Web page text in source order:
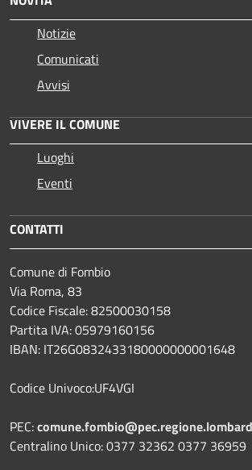
Notizie
Comunicati
Avvisi
VIVERE IL COMUNE
Luoghi
Eventi
CONTATTI
Comune di Fombio
Via Roma, 83
Codice Fiscale: 82500030158
Partita IVA: 05979160156
IBAN: IT26G0832433180000000001648
Codice Univoco:UF4VGI
PEC:
Centralino Unico: 0377 32362 0377 36959